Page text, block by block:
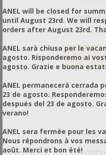
€102,51
ANEL will be closed for
until August 23rd. We will
orders after August 23rd.
ANEL sarà chiusa per le
agosto. Risponderemo ai
agosto. Grazie e buona
ANEL permanecerá cerrada
23 de agosto.
después del 23 de agosto.
verano!
ANEL sera fermée pour les
Nous répondrons à vos
août. Merci et bon été!